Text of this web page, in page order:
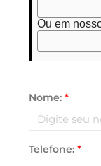
Ou em
Nome:*
Telefone:*